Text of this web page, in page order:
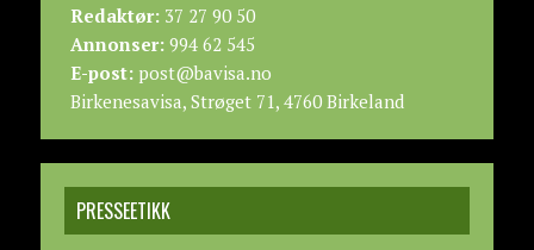
Redaktør:37 27 90 50
Annonser:994 62 545
E-post:post@bavisa.no
Birkenesavisa, Strøget 71, 4760 Birkeland
PRESSEETIKK